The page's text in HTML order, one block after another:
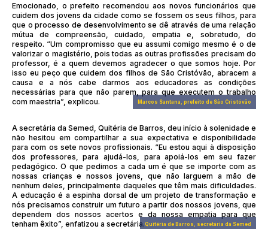
Emocionado, o prefeito recomendou aos novos funcionários que
cuidem dos jovens da cidade como se fossem os seus filhos, para
que o processo de desenvolvimento se dê através de uma relação
mútua de compreensão, cuidado, empatia e, sobretudo, do
respeito. “Um compromisso que eu assumi comigo mesmo é o de
valorizar o magistério, pois todas as outras profissões precisam do
professor, é a quem devemos agradecer o que somos hoje. Por
isso eu peço que cuidem dos filhos de São Cristóvão, abracem a
causa e a nós cabe darmos aos educadores as condições
necessárias para que não parem, para que executem o trabalho
com maestria”, explicou.
Marcos Santana, prefeito de São Cristóvão
A secretária da Semed, Quitéria de Barros, deu início à solenidade e
não hesitou em compartilhar a sua expectativa e disponibilidade
para com os sete novos profissionais. “Eu estou aqui à disposição
dos professores, para ajudá-los, para apoiá-los em seu fazer
pedagógico. O que pedimos a cada um é que se importe com as
nossas crianças e nossos jovens, que não larguem a mão de
nenhum deles, principalmente daqueles que têm mais dificuldades.
A educação é a espinha dorsal de um projeto de transformação e
nós precisamos construir um futuro a partir dos nossos jovens, que
dependem dos nossos acertos e da nossa empatia para que
tenham êxito”, enfatizou a secretária.Quitéria de Barros, secretária da Semed